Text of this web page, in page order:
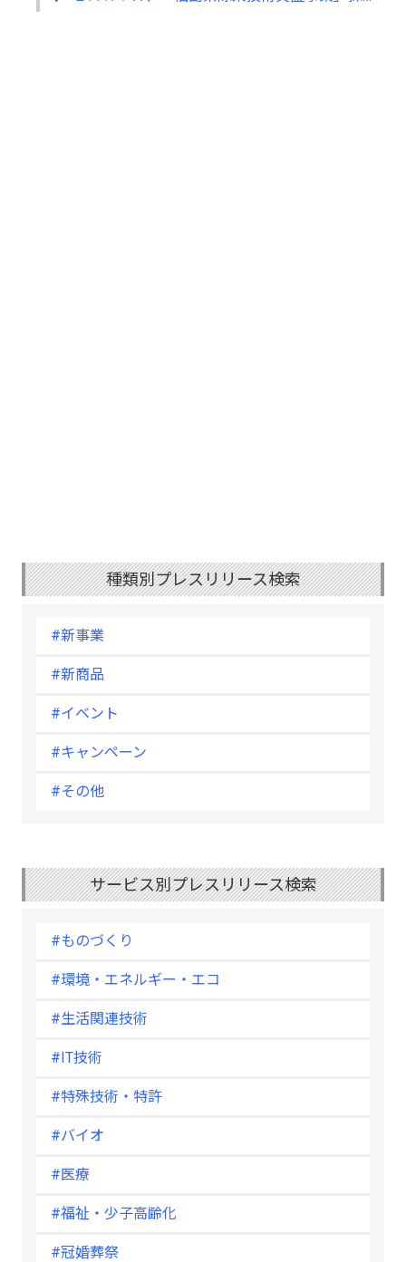
種類別プレスリリース検索
#新事業
#新商品
#イベント
#キャンペーン
#その他
サービス別プレスリリース検索
#ものづくり
#環境・エネルギー・エコ
#生活関連技術
#IT技術
#特殊技術・特許
#バイオ
#医療
#福祉・少子高齢化
#冠婚葬祭